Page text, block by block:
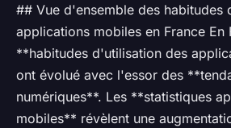
## Vue d'ensemble des habitudes
applications mobiles en France En
**habitudes d'utilisation des
ont évolué avec l'essor des
numériques**. Les **statistiques
mobiles** révèlent une